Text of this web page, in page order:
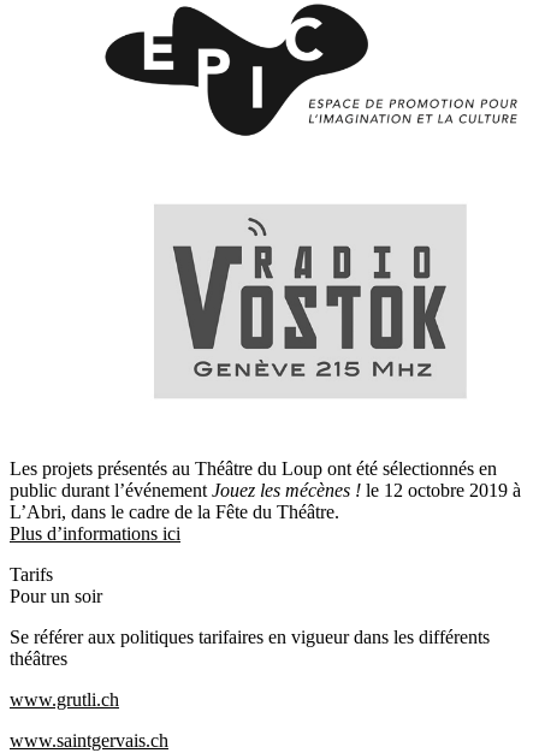
Les projets présentés au Théâtre du Loup ont été sélectionnés en
public durant l’événement Jouez les mécènes ! le 12 octobre 2019 à
L’Abri, dans le cadre de la Fête du Théâtre.
Plus d’informations ici
Tarifs
Pour un soir
Se référer aux politiques tarifaires en vigueur dans les différents
théâtres
www.grutli.ch
www.saintgervais.ch